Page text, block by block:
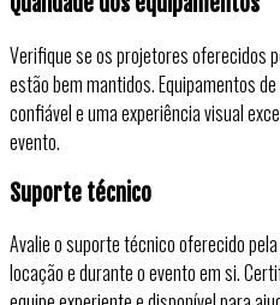
Verifique se os projetores oferecidos
estão bem mantidos. Equipamentos
confiável e uma experiência visual
evento.
Suporte técnico
Avalie o suporte técnico oferecido
locação e durante o evento em si.